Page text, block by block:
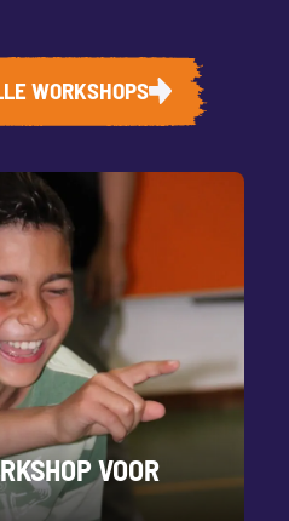
WORKSHOPS
VOOR